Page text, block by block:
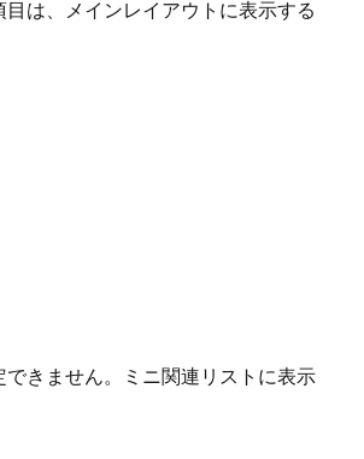
は、メインレイアウトに表示する
きません。ミニ関連リストに表示